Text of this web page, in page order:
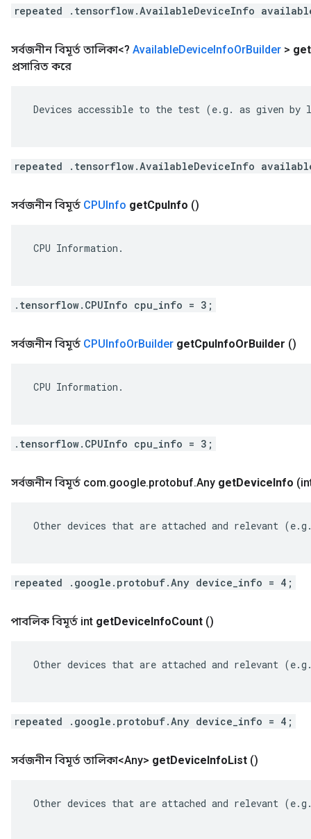
repeated .tensorflow.AvailableDeviceInfo
সর্বজনীন বিমূর্ত তালিকা<? AvailableDeviceInfoOrBuilder > get
প্রসারিত করে
Devices accessible to the test (e.g. as given by
repeated .tensorflow.AvailableDeviceInfo
সর্বজনীন বিমূর্ত CPUInfo getCpuInfo ()
CPU Information.
.tensorflow.CPUInfo cpu_info = 3;
সর্বজনীন বিমূর্ত CPUInfoOrBuilder getCpuInfoOrBuilder ()
CPU Information.
.tensorflow.CPUInfo cpu_info = 3;
সর্বজনীন বিমূর্ত com.google.protobuf.Any getDeviceInfo
Other devices that are attached and relevant
repeated .google.protobuf.Any device_info = 4;
পাবলিক বিমূর্ত int getDeviceInfoCount ()
Other devices that are attached and relevant
repeated .google.protobuf.Any device_info = 4;
সর্বজনীন বিমূর্ত তালিকা<Any> getDeviceInfoList ()
Other devices that are attached and relevant